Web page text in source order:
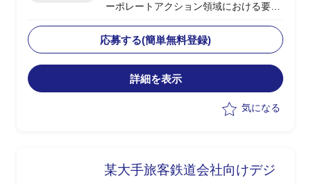
ーポレートアクション領域における要件
業務支援(PMO)
・グローバルITプロジェクト内のコーポ
レートアクション領域システムのリード
応募する(簡単無料登録)
詳細を表示
気になる
某大手旅客鉄道会社向けデジ